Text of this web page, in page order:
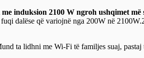
induksion 2100 W ngroh ushqimet më
dalëse që variojnë nga 200W në
ta lidhni me Wi-Fi të familjes suaj,